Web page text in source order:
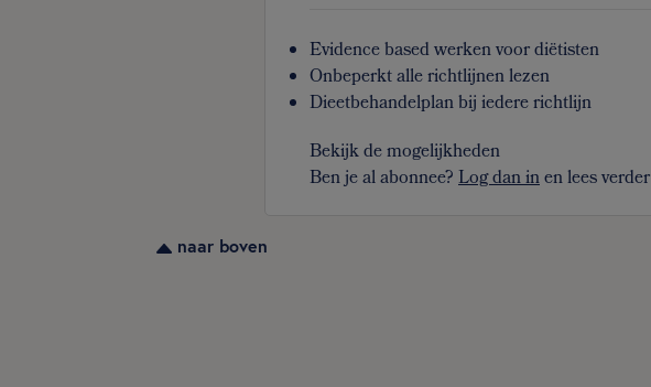
Evidence based werken voor diëtisten
Onbeperkt alle richtlijnen lezen
Dieetbehandelplan bij iedere richtlijn
Bekijk de mogelijkheden
Ben je al abonnee?Log dan inen lees verder
naar boven